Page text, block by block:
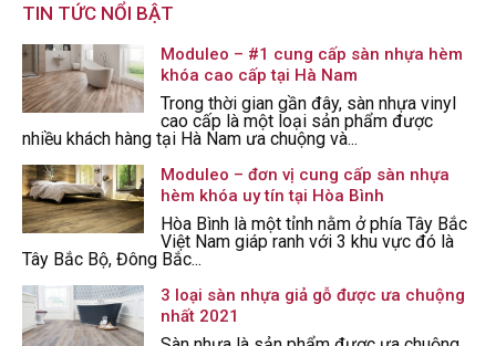
viết
TIN TỨC NỔI BẬT
Moduleo – #1 cung cấp sàn nhựa hèm
khóa cao cấp tại Hà Nam
Trong thời gian gần đây, sàn nhựa vinyl
cao cấp là một loại sản phẩm được
nhiều khách hàng tại Hà Nam ưa chuộng và...
Moduleo – đơn vị cung cấp sàn nhựa
hèm khóa uy tín tại Hòa Bình
Hòa Bình là một tỉnh nằm ở phía Tây Bắc
Việt Nam giáp ranh với 3 khu vực đó là
Tây Bắc Bộ, Đông Bắc...
3 loại sàn nhựa giả gỗ được ưa chuộng
nhất 2021